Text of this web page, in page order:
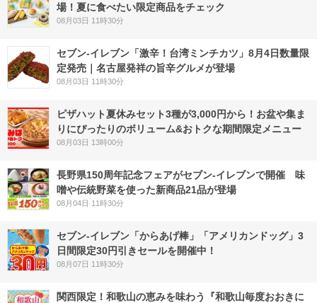
場！夏に食べたい限定商品をチェック
08月03日 11時30分
セブン-イレブン「激辛！台湾ミンチカツ」8月4日数量限
定発売｜名古屋発祥の旨辛グルメが登場
08月03日 11時30分
ピザハット夏休みセット3種が3,000円から！お盆や集ま
りにぴったりのボリューム&おトクな期間限定メニュー
08月03日 13時00分
長野県150周年記念フェアがセブン-イレブンで開催 味
噌や伝統野菜を使った新商品21品が登場
08月04日 11時30分
セブン‐イレブン「からあげ棒」「アメリカンドッグ」3
日間限定30円引きセールを開催中！
08月07日 11時30分
関西限定！和歌山の恵みを味わう『和歌山毎度おおきに